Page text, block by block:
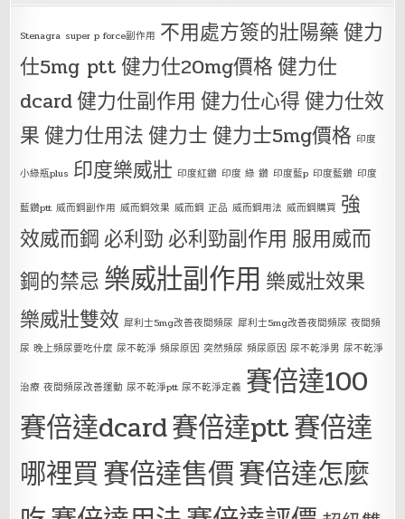
Stenagra super p force副作用 不用處方簽的壯陽藥健力
仕5mg ptt健力仕20mg價格健力仕
dcard健力仕副作用 健力仕心得健力仕效
果健力仕用法健力士健力士5mg價格 印度
小綠瓶plus 印度樂威壯 印度紅鑽 印度 綠 鑽 印度藍p 印度藍鑽 印度
藍鑽ptt 威而鋼副作用 威而鋼效果 威而鋼 正品 威而鋼用法 威而鋼購買 強
效威而鋼 必利勁 必利勁副作用 服用威而
鋼的禁忌 樂威壯副作用 樂威壯效果
樂威壯雙效 犀利士5mg改善夜間頻尿 犀利士5mg改善夜間頻尿 夜間頻
尿 晚上頻尿要吃什麼 尿不乾淨 頻尿原因 突然頻尿 頻尿原因 尿不乾淨男 尿不乾淨
治療 夜間頻尿改善運動 尿不乾淨ptt 尿不乾淨定義 賽倍達100
賽倍達dcard賽倍達ptt賽倍達
哪裡買賽倍達售價賽倍達怎麼